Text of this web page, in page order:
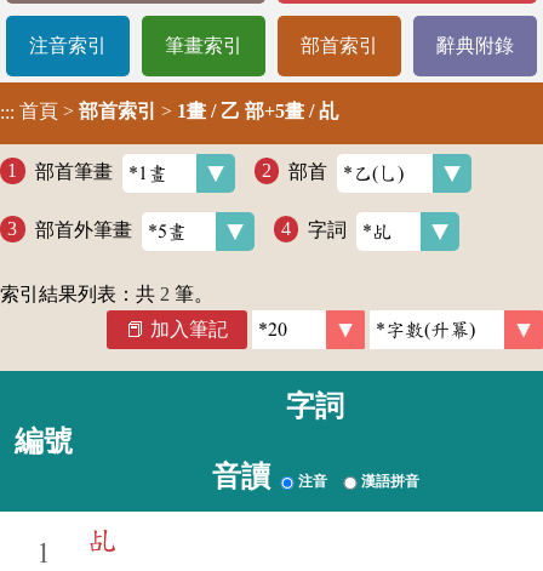
注音索引 筆畫索引 部首索引 辭典附錄
::: 首頁 > 部首索引 > 1畫 / 乙 部+5畫 / 乩
部首筆畫 部首
部首外筆畫 字詞
索引結果列表：共 2 筆。
加入筆記
編號
字詞
音讀 注音 漢語拼音
1 乩